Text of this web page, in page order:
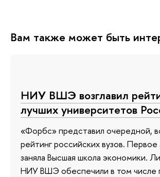
Вам также может быть
НИУ ВШЭ возглавил
лучших университетов
«Форбс» представил очередной,
рейтинг российских вузов.
заняла Высшая школа экономики.
НИУ ВШЭ обеспечили в том числе